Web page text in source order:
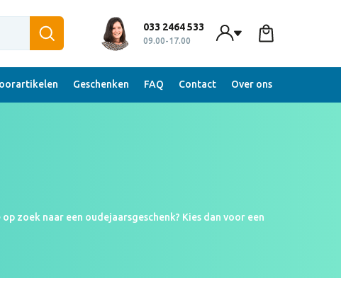
033 2464 533
09.00-17.00
Geschenken FAQ Contact Over ons
zoek naar een oudejaarsgeschenk? Kies dan voor een
heerlijke wijn of een speciaal bier pakket kan je jouw
voor een chique en persoonlijk etiket? Of is full-colour